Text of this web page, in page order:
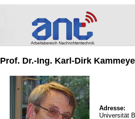
Prof. Dr.-Ing. Karl-Dirk
Adresse:
Universität